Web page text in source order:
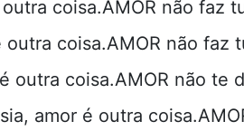
coisa.AMOR não faz
coisa.AMOR não faz
outra coisa.AMOR não te
amor é outra